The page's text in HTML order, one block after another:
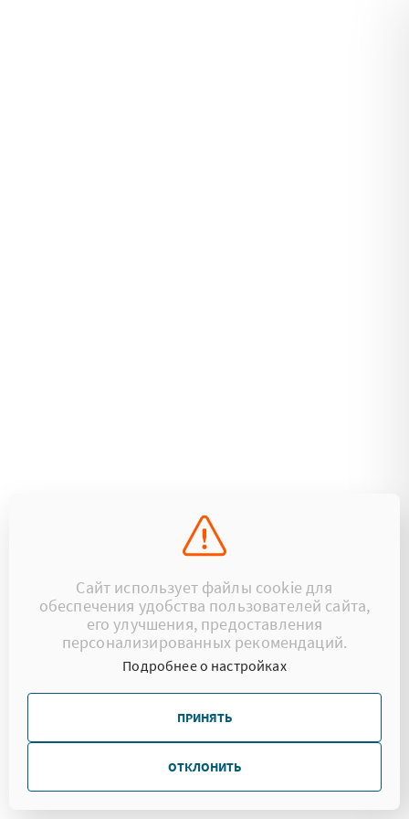
Сайт использует файлы cookie для
обеспечения удобства пользователей сайта,
его улучшения, предоставления
персонализированных рекомендаций.
Подробнее о настройках
ПРИНЯТЬ
ОТКЛОНИТЬ